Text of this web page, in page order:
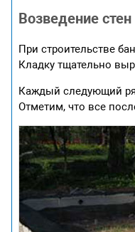
Возведение
При строительстве
Кладку тщательно
Каждый следующий
Отметим, что все